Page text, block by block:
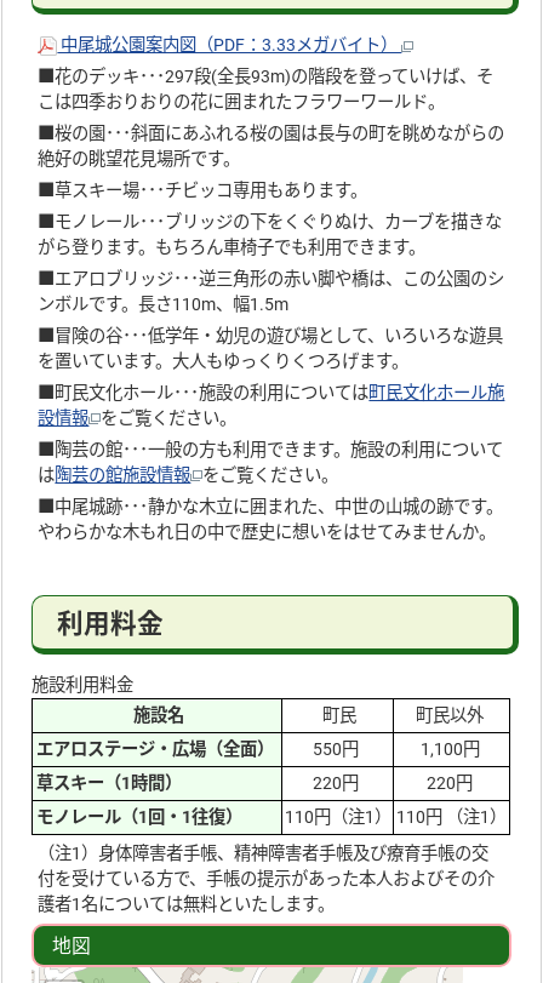
中尾城公園案内図（PDF：3.33メガバイト）
■花のデッキ･･･297段(全長93m)の階段を登っていけば、そ
こは四季おりおりの花に囲まれたフラワーワールド。
■桜の園･･･斜面にあふれる桜の園は長与の町を眺めながらの
絶好の眺望花見場所です。
■草スキー場･･･チビッコ専用もあります。
■モノレール･･･ブリッジの下をくぐりぬけ、カーブを描きな
がら登ります。もちろん車椅子でも利用できます。
■エアロブリッジ･･･逆三角形の赤い脚や橋は、この公園のシ
ンボルです。長さ110m、幅1.5m
■冒険の谷･･･低学年・幼児の遊び場として、いろいろな遊具
を置いています。大人もゆっくりくつろげます。
■町民文化ホール･･･施設の利用については町民文化ホール施
設情報
をご覧ください。
■陶芸の館･･･一般の方も利用できます。施設の利用について
は陶芸の館施設情報
をご覧ください。
■中尾城跡･･･静かな木立に囲まれた、中世の山城の跡です。
やわらかな木もれ日の中で歴史に想いをはせてみませんか。
利用料金
施設利用料金
施設名
町民
町民以外
エアロステージ・広場（全面）
550円
1,100円
草スキー（1時間）
220円
220円
モノレール（1回・1往復）
110円（注1）
110円 （注1）
（注1）身体障害者手帳、精神障害者手帳及び療育手帳の交
付を受けている方で、手帳の提示があった本人およびその介
護者1名については無料といたします。
地図